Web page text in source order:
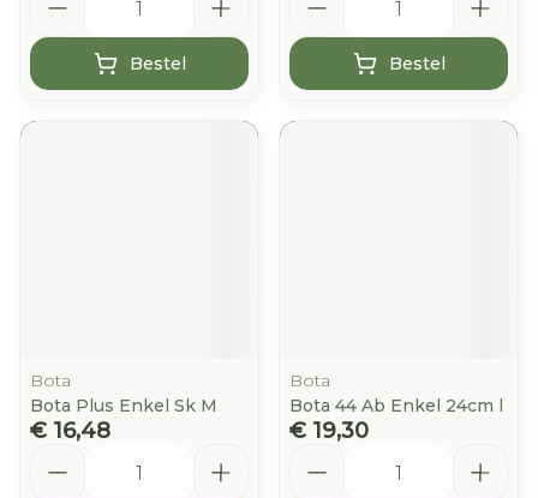
Bestel Bestel
Bota
Bota Plus Enkel Sk M
€ 16,48
Bota
Bota 44 Ab Enkel 24cm l
€ 19,30